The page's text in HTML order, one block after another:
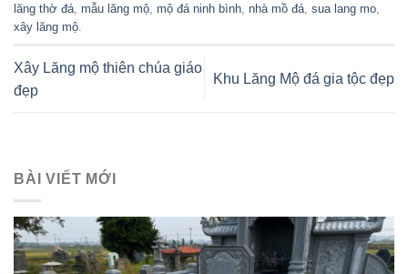
lăng thờ đá mẫu lăng mộ mộ đá ninh bình nhà mồ đá sua lang mo
xây lăng mộ
Xây Lăng mộ thiên chúa giáo
đẹp
Khu Lăng Mộ đá gia tộc đẹp
BÀI VIẾT MỚI